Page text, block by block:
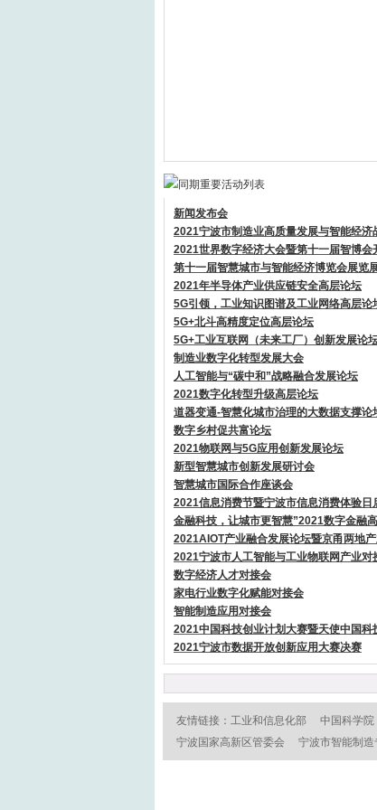
新闻发布会
2021宁波市制造业高质量发展与智能经济
2021世界数字经济大会暨第十一届智博会
第十一届智慧城市与智能经济博览会展览
2021年半导体产业供应链安全高层论坛
5G引领，工业知识图谱及工业网络高层论
5G+北斗高精度定位高层论坛
5G+工业互联网（未来工厂）创新发展论
制造业数字化转型发展大会
人工智能与“碳中和”战略融合发展论坛
2021数字化转型升级高层论坛
道器变通-智慧化城市治理的大数据支撑论
数字乡村促共富论坛
2021物联网与5G应用创新发展论坛
新型智慧城市创新发展研讨会
智慧城市国际合作座谈会
2021信息消费节暨宁波市信息消费体验日
金融科技，让城市更智慧”2021数字金融
2021AIOT产业融合发展论坛暨京甬两地
2021宁波市人工智能与工业物联网产业对
数字经济人才对接会
家电行业数字化赋能对接会
智能制造应用对接会
2021中国科技创业计划大赛暨天使中国科
2021宁波市数据开放创新应用大赛决赛
友情链接： 工业和信息化部 中国科学院
宁波国家高新区管委会
宁波市智能制